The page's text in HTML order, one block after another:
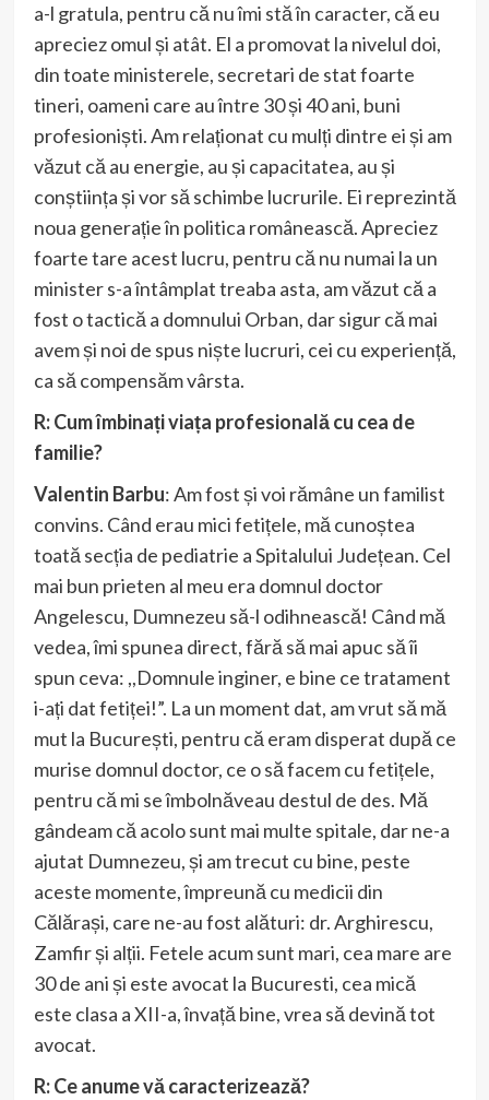
a-l gratula, pentru că nu îmi stă în caracter, că eu
apreciez omul și atât. El a promovat la nivelul doi,
din toate ministerele, secretari de stat foarte
tineri, oameni care au între 30 și 40 ani, buni
profesioniști. Am relaționat cu mulți dintre ei și am
văzut că au energie, au și capacitatea, au și
conștiința și vor să schimbe lucrurile. Ei reprezintă
noua generație în politica românească. Apreciez
foarte tare acest lucru, pentru că nu numai la un
minister s-a întâmplat treaba asta, am văzut că a
fost o tactică a domnului Orban, dar sigur că mai
avem și noi de spus niște lucruri, cei cu experiență,
ca să compensăm vârsta.
R: Cum îmbinați viața profesională cu cea de
familie?
Valentin Barbu: Am fost și voi rămâne un familist
convins. Când erau mici fetițele, mă cunoștea
toată secția de pediatrie a Spitalului Județean. Cel
mai bun prieten al meu era domnul doctor
Angelescu, Dumnezeu să-l odihnească! Când mă
vedea, îmi spunea direct, fără să mai apuc să îi
spun ceva: ,,Domnule inginer, e bine ce tratament
i-ați dat fetiței!”. La un moment dat, am vrut să mă
mut la București, pentru că eram disperat după ce
murise domnul doctor, ce o să facem cu fetițele,
pentru că mi se îmbolnăveau destul de des. Mă
gândeam că acolo sunt mai multe spitale, dar ne-a
ajutat Dumnezeu, și am trecut cu bine, peste
aceste momente, împreună cu medicii din
Călărași, care ne-au fost alături: dr. Arghirescu,
Zamfir și alții. Fetele acum sunt mari, cea mare are
30 de ani și este avocat la Bucuresti, cea mică
este clasa a XII-a, învață bine, vrea să devină tot
avocat.
R: Ce anume vă caracterizează?